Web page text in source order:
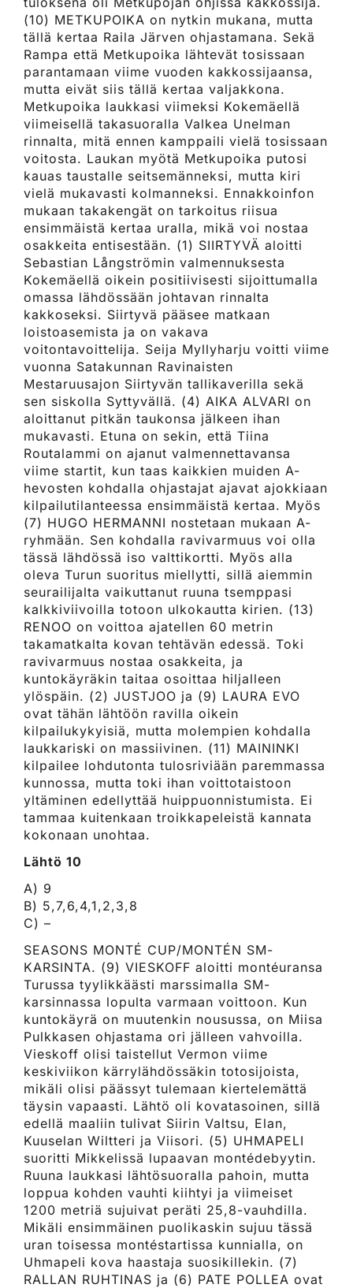
(10) METKUPOIKA on nytkin mukana, mutta
tällä kertaa Raila Järven ohjastamana. Sekä
Rampa että Metkupoika lähtevät tosissaan
parantamaan viime vuoden kakkossijaansa,
mutta eivät siis tällä kertaa valjakkona.
Metkupoika laukkasi viimeksi Kokemäellä
viimeisellä takasuoralla Valkea Unelman
rinnalta, mitä ennen kamppaili vielä tosissaan
voitosta. Laukan myötä Metkupoika putosi
kauas taustalle seitsemänneksi, mutta kiri
vielä mukavasti kolmanneksi. Ennakkoinfon
mukaan takakengät on tarkoitus riisua
ensimmäistä kertaa uralla, mikä voi nostaa
osakkeita entisestään. (1) SIIRTYVÄ aloitti
Sebastian Långströmin valmennuksesta
Kokemäellä oikein positiivisesti sijoittumalla
omassa lähdössään johtavan rinnalta
kakkoseksi. Siirtyvä pääsee matkaan
loistoasemista ja on vakava
voitontavoittelija. Seija Myllyharju voitti viime
vuonna Satakunnan Ravinaisten
Mestaruusajon Siirtyvän tallikaverilla sekä
sen siskolla Syttyvällä. (4) AIKA ALVARI on
aloittanut pitkän taukonsa jälkeen ihan
mukavasti. Etuna on sekin, että Tiina
Routalammi on ajanut valmennettavansa
viime startit, kun taas kaikkien muiden A-
hevosten kohdalla ohjastajat ajavat ajokkiaan
kilpailutilanteessa ensimmäistä kertaa. Myös
(7) HUGO HERMANNI nostetaan mukaan A-
ryhmään. Sen kohdalla ravivarmuus voi olla
tässä lähdössä iso valttikortti. Myös alla
oleva Turun suoritus miellytti, sillä aiemmin
seurailijalta vaikuttanut ruuna tsemppasi
kalkkiviivoilla totoon ulkokautta kirien. (13)
RENOO on voittoa ajatellen 60 metrin
takamatkalta kovan tehtävän edessä. Toki
ravivarmuus nostaa osakkeita, ja
kuntokäyräkin taitaa osoittaa hiljalleen
ylöspäin. (2) JUSTJOO ja (9) LAURA EVO
ovat tähän lähtöön ravilla oikein
kilpailukykyisiä, mutta molempien kohdalla
laukkariski on massiivinen. (11) MAININKI
kilpailee lohdutonta tulosriviään paremmassa
kunnossa, mutta toki ihan voittotaistoon
yltäminen edellyttää huippuonnistumista. Ei
tammaa kuitenkaan troikkapeleistä kannata
kokonaan unohtaa.
Lähtö 10
A) 9
B) 5,7,6,4,1,2,3,8
C) –
SEASONS MONTÉ CUP/MONTÉN SM-
KARSINTA. (9) VIESKOFF aloitti montéuransa
Turussa tyylikkäästi marssimalla SM-
karsinnassa lopulta varmaan voittoon. Kun
kuntokäyrä on muutenkin nousussa, on Miisa
Pulkkasen ohjastama ori jälleen vahvoilla.
Vieskoff olisi taistellut Vermon viime
keskiviikon kärrylähdössäkin totosijoista,
mikäli olisi päässyt tulemaan kiertelemättä
täysin vapaasti. Lähtö oli kovatasoinen, sillä
edellä maaliin tulivat Siirin Valtsu, Elan,
Kuuselan Wiltteri ja Viisori. (5) UHMAPELI
suoritti Mikkelissä lupaavan montédebyytin.
Ruuna laukkasi lähtösuoralla pahoin, mutta
loppua kohden vauhti kiihtyi ja viimeiset
1200 metriä sujuivat peräti 25,8-vauhdilla.
Mikäli ensimmäinen puolikaskin sujuu tässä
uran toisessa montéstartissa kunnialla, on
Uhmapeli kova haastaja suosikillekin. (7)
RALLAN RUHTINAS ja (6) PATE POLLEA ovat